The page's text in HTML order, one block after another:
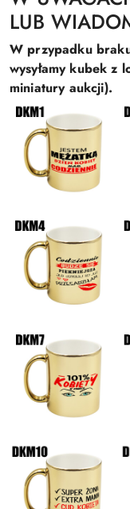
LUB
W przypadku
wysyłamy kubek z
miniatury aukcji).